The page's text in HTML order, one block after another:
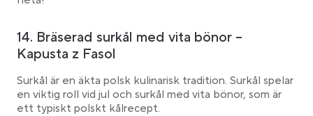
14. Bräserad surkål med vita bönor –
Kapusta z Fasol
Surkål är en äkta polsk kulinarisk tradition. Surkål spelar
en viktig roll vid jul och surkål med vita bönor, som är
ett typiskt polskt kålrecept.